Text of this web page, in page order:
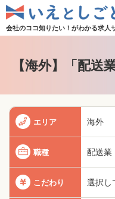
会社のココ知りたい！がわかる求人
【海外】「配送
エリア 海外
職種 配送業
こだわり 選択し